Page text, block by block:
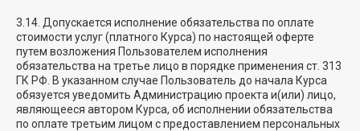
3.14. Допускается исполнение обязательства по оплате
стоимости услуг (платного Курса) по настоящей оферте
путем возложения Пользователем исполнения
обязательства на третье лицо в порядке применения ст. 313
ГК РФ. В указанном случае Пользователь до начала Курса
обязуется уведомить Администрацию проекта и(или) лицо,
являющееся автором Курса, об исполнении обязательства
по оплате третьим лицом с предоставлением персональных